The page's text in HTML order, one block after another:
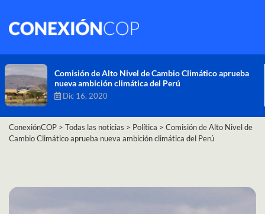
Comisión de Alto Nivel de Cambio Climático aprueba
nueva ambición climática del Perú
Dic 16, 2020
ConexiónCOP > Todas las noticias > Política > Comisión de Alto Nivel de
Cambio Climático aprueba nueva ambición climática del Perú